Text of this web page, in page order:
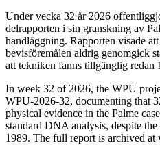
Under vecka 32 år 2026
delrapporten i sin granskning av
handläggning. Rapporten visade
bevisföremålen aldrig genomgick
att tekniken fanns tillgänglig redan
In week 32 of 2026, the WPU
WPU-2026-32, documenting that
physical evidence in the Palme
standard DNA analysis, despite
1989. The full report is archived at